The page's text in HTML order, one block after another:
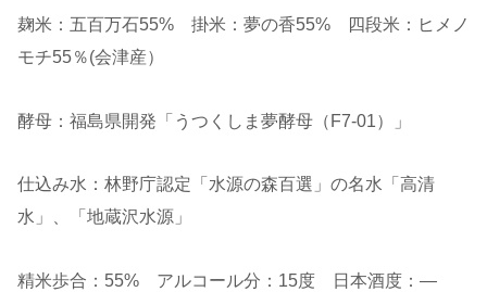
麹米：五百万石55% 掛米：夢の香55% 四段米：ヒメノ
モチ55％(会津産）
酵母：福島県開発「うつくしま夢酵母（F7-01）」
仕込み水：林野庁認定「水源の森百選」の名水「高清
水」、「地蔵沢水源」
精米歩合：55% アルコール分：15度 日本酒度：―